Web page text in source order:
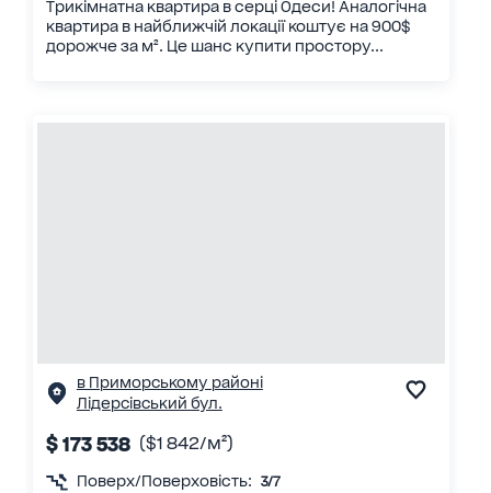
Трикімнатна квартира в серці Одеси! Аналогічна
квартира в найближчій локації коштує на 900$
дорожче за м². Це шанс купити простору...
в Приморському районі
Лідерсівський бул.
$ 173 538 ($1 842/м²)
Поверх/Поверховість: 3/7